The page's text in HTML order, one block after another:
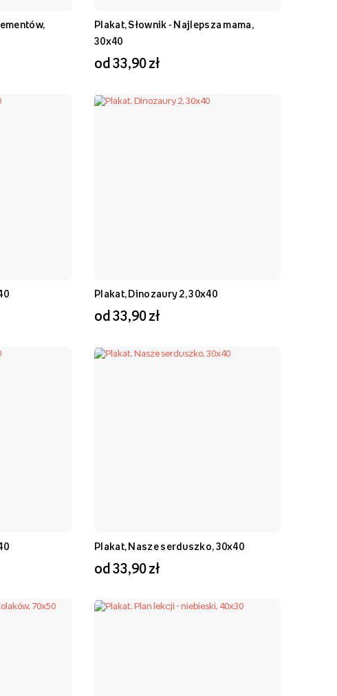
Plakat, Słownik - Najlepsza mama,
30x40
od 33,90 zł
Plakat, Dinozaury 2, 30x40
od 33,90 zł
Plakat, Nasze serduszko, 30x40
od 33,90 zł